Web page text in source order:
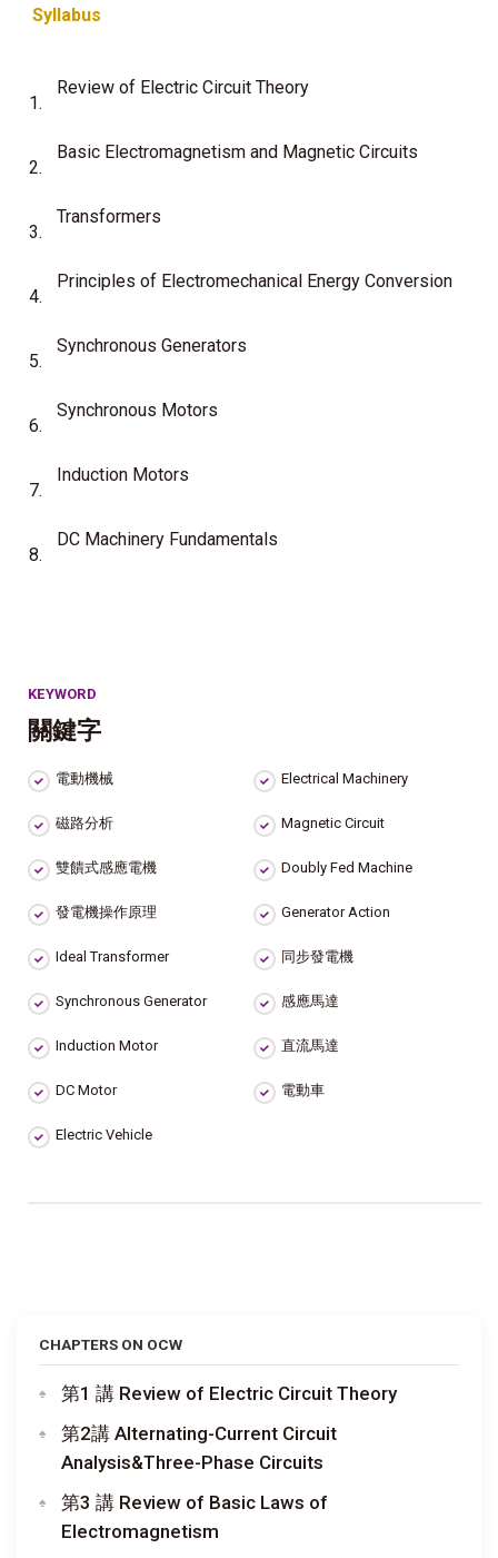
Syllabus
1.
Review of Electric Circuit Theory
2.
Basic Electromagnetism and Magnetic Circuits
3.
Transformers
4.
Principles of Electromechanical Energy Conversion
5.
Synchronous Generators
6.
Synchronous Motors
7.
Induction Motors
8.
DC Machinery Fundamentals
KEYWORD
關鍵字
電動機械 Electrical Machinery
磁路分析 Magnetic Circuit
雙饋式感應電機 Doubly Fed Machine
發電機操作原理 Generator Action
Ideal Transformer 同步發電機
Synchronous Generator 感應馬達
Induction Motor 直流馬達
DC Motor 電動車
Electric Vehicle
CHAPTERS ON OCW
第1 講 Review of Electric Circuit Theory
第2講 Alternating-Current Circuit
Analysis&Three-Phase Circuits
第3 講 Review of Basic Laws of
Electromagnetism